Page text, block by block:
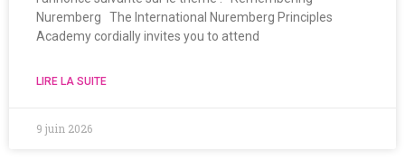
Nuremberg The International Nuremberg Principles
Academy cordially invites you to attend
LIRE LA SUITE
9 juin 2026